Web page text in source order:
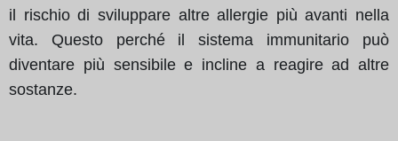
il rischio di sviluppare altre allergie più avanti nella
vita. Questo perché il sistema immunitario può
diventare più sensibile e incline a reagire ad altre
sostanze.